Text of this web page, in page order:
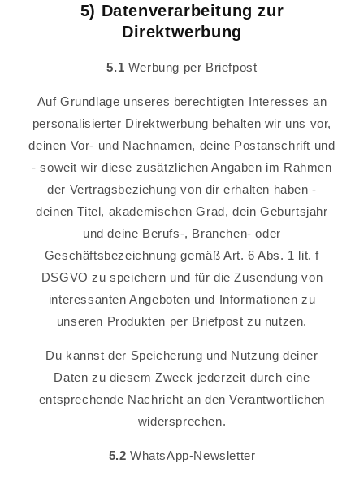
5) Datenverarbeitung zur
Direktwerbung
5.1 Werbung per Briefpost
Auf Grundlage unseres berechtigten Interesses an
personalisierter Direktwerbung behalten wir uns vor,
deinen Vor- und Nachnamen, deine Postanschrift und
- soweit wir diese zusätzlichen Angaben im Rahmen
der Vertragsbeziehung von dir erhalten haben -
deinen Titel, akademischen Grad, dein Geburtsjahr
und deine Berufs-, Branchen- oder
Geschäftsbezeichnung gemäß Art. 6 Abs. 1 lit. f
DSGVO zu speichern und für die Zusendung von
interessanten Angeboten und Informationen zu
unseren Produkten per Briefpost zu nutzen.
Du kannst der Speicherung und Nutzung deiner
Daten zu diesem Zweck jederzeit durch eine
entsprechende Nachricht an den Verantwortlichen
widersprechen.
5.2 WhatsApp-Newsletter